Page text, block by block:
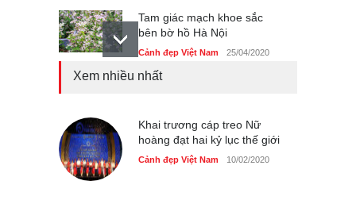
Tam giác mạch khoe sắc
bên bờ hồ Hà Nội
Cảnh đẹp Việt Nam 25/04/2020
Cảnh đẹp Việt Nam 24/04/2020
Những món ăn đồng quê
Xem nhiều nhất
Khai trương cáp treo Nữ
hoàng đạt hai kỷ lục thế giới
Cảnh đẹp Việt Nam 10/02/2020